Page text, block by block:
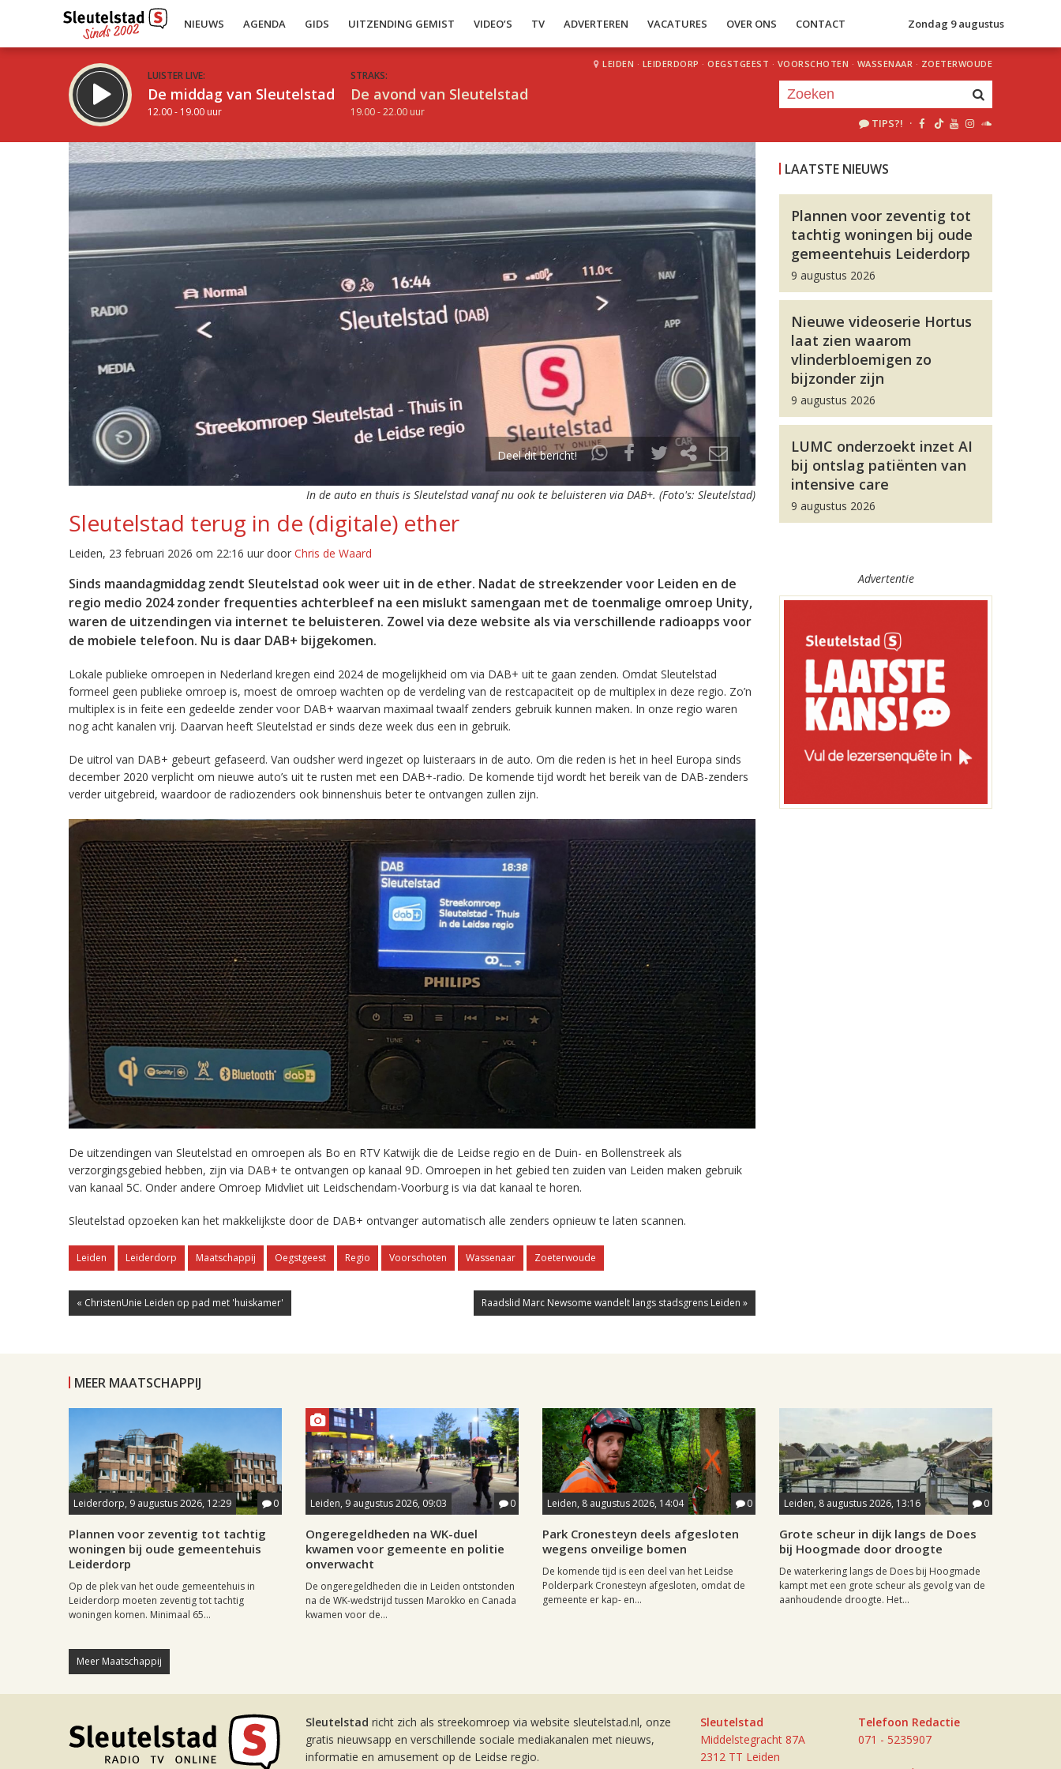
NIEUWS AGENDA GIDS UITZENDING GEMIST VIDEO’S TV ADVERTEREN VACATURES OVER ONS CONTACT Zondag 9 augustus
LUISTER LIVE:
De middag van Sleutelstad
12.00 - 19.00 uur
STRAKS:
De avond van Sleutelstad
19.00 - 22.00 uur
LEIDEN · LEIDERDORP · OEGSTGEEST · VOORSCHOTEN · WASSENAAR · ZOETERWOUDE
TIPS?! ·
Deel dit bericht!
In de auto en thuis is Sleutelstad vanaf nu ook te beluisteren via DAB+. (Foto's: Sleutelstad)
Sleutelstad terug in de (digitale) ether
Leiden, 23 februari 2026 om 22:16 uur door Chris de Waard
Sinds maandagmiddag zendt Sleutelstad ook weer uit in de ether. Nadat de streekzender voor Leiden en de
regio medio 2024 zonder frequenties achterbleef na een mislukt samengaan met de toenmalige omroep Unity,
waren de uitzendingen via internet te beluisteren. Zowel via deze website als via verschillende radioapps voor
de mobiele telefoon. Nu is daar DAB+ bijgekomen.
Lokale publieke omroepen in Nederland kregen eind 2024 de mogelijkheid om via DAB+ uit te gaan zenden. Omdat Sleutelstad
formeel geen publieke omroep is, moest de omroep wachten op de verdeling van de restcapaciteit op de multiplex in deze regio. Zo’n
multiplex is in feite een gedeelde zender voor DAB+ waarvan maximaal twaalf zenders gebruik kunnen maken. In onze regio waren
nog acht kanalen vrij. Daarvan heeft Sleutelstad er sinds deze week dus een in gebruik.
De uitrol van DAB+ gebeurt gefaseerd. Van oudsher werd ingezet op luisteraars in de auto. Om die reden is het in heel Europa sinds
december 2020 verplicht om nieuwe auto’s uit te rusten met een DAB+-radio. De komende tijd wordt het bereik van de DAB-zenders
verder uitgebreid, waardoor de radiozenders ook binnenshuis beter te ontvangen zullen zijn.
De uitzendingen van Sleutelstad en omroepen als Bo en RTV Katwijk die de Leidse regio en de Duin- en Bollenstreek als
verzorgingsgebied hebben, zijn via DAB+ te ontvangen op kanaal 9D. Omroepen in het gebied ten zuiden van Leiden maken gebruik
van kanaal 5C. Onder andere Omroep Midvliet uit Leidschendam-Voorburg is via dat kanaal te horen.
Sleutelstad opzoeken kan het makkelijkste door de DAB+ ontvanger automatisch alle zenders opnieuw te laten scannen.
Leiden Leiderdorp Maatschappij Oegstgeest Regio Voorschoten Wassenaar Zoeterwoude
« ChristenUnie Leiden op pad met 'huiskamer' Raadslid Marc Newsome wandelt langs stadsgrens Leiden »
LAATSTE NIEUWS
Plannen voor zeventig tot
tachtig woningen bij oude
gemeentehuis Leiderdorp
9 augustus 2026
Nieuwe videoserie Hortus
laat zien waarom
vlinderbloemigen zo
bijzonder zijn
9 augustus 2026
LUMC onderzoekt inzet AI
bij ontslag patiënten van
intensive care
9 augustus 2026
Advertentie
MEER MAATSCHAPPIJ
Leiderdorp, 9 augustus 2026, 12:29 0
Plannen voor zeventig tot tachtig
woningen bij oude gemeentehuis
Leiderdorp
Op de plek van het oude gemeentehuis in
Leiderdorp moeten zeventig tot tachtig
woningen komen. Minimaal 65...
Leiden, 9 augustus 2026, 09:03 0
Ongeregeldheden na WK-duel
kwamen voor gemeente en politie
onverwacht
De ongeregeldheden die in Leiden ontstonden
na de WK-wedstrijd tussen Marokko en Canada
kwamen voor de...
Leiden, 8 augustus 2026, 14:04 0
Park Cronesteyn deels afgesloten
wegens onveilige bomen
De komende tijd is een deel van het Leidse
Polderpark Cronesteyn afgesloten, omdat de
gemeente er kap- en...
Leiden, 8 augustus 2026, 13:16 0
Grote scheur in dijk langs de Does
bij Hoogmade door droogte
De waterkering langs de Does bij Hoogmade
kampt met een grote scheur als gevolg van de
aanhoudende droogte. Het...
Meer Maatschappij
Sleutelstad richt zich als streekomroep via website sleutelstad.nl, onze
gratis nieuwsapp en verschillende sociale mediakanalen met nieuws,
informatie en amusement op de Leidse regio.
Sleutelstad
Middelstegracht 87A
2312 TT Leiden
Telefoon Redactie
071 - 5235907